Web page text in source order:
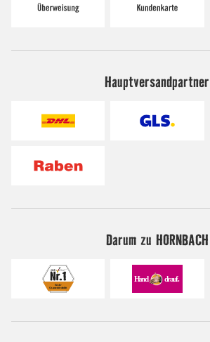
Hauptversandpartner
Darum zu HORNBACH